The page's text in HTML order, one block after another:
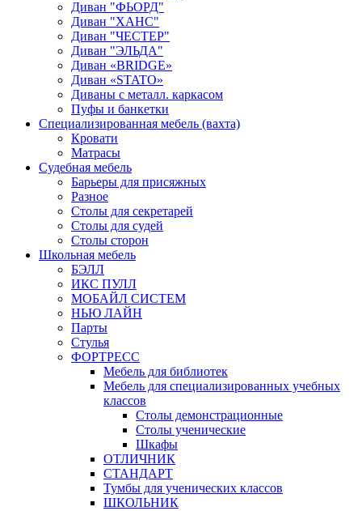
Диван "ФЬОРД"
Диван "ХАНС"
Диван "ЧЕСТЕР"
Диван "ЭЛЬДА"
Диван «BRIDGE»
Диван «STATO»
Диваны с металл. каркасом
Пуфы и банкетки
Специализированная мебель (вахта)
Кровати
Матрасы
Судебная мебель
Барьеры для присяжных
Разное
Столы для секретарей
Столы для судей
Столы сторон
Школьная мебель
БЭЛЛ
ИКС ПУЛЛ
МОБАЙЛ СИСТЕМ
НЬЮ ЛАЙН
Парты
Стулья
ФОРТРЕСС
Мебель для библиотек
Мебель для специализированных учебных
классов
Столы демонстрационные
Столы ученические
Шкафы
ОТЛИЧНИК
СТАНДАРТ
Тумбы для ученических классов
ШКОЛЬНИК